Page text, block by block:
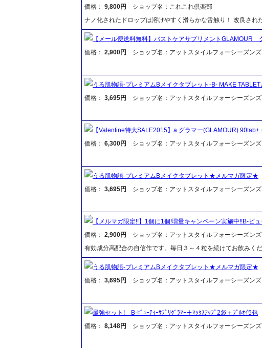
価格： 9,800円
ショップ名：これこれ倶楽部
ナノ化されたドロップは溶けやすく滑らかな舌触り！ 改良さ
【メール便送料無料】バストケアサプリメントGLAMOUR
価格： 2,900円 ショップ名：アットスタイルフォーシーズンズ
うる肌物語-プレミアムBメイクタブレット-B- MAKE
価格： 3,695円 ショップ名：アットスタイルフォーシーズンズ
【Valentine特大SALE2015】a グラマー(GLAMOUR)
価格： 6,300円 ショップ名：アットスタイルフォーシーズンズ
うる肌物語-プレミアムBメイクタブレット★メルマガ限定★
価格： 3,695円 ショップ名：アットスタイルフォーシーズンズ
【メルマガ限定!!】1個に1個!増量キャンペーン実施中!!B-
価格： 2,900円
ショップ名：アットスタイルフォーシーズンズ
有効成分高配合の自信作です。毎日３～４粒を続けてお飲みくだ
うる肌物語-プレミアムBメイクタブレット★メルマガ限定★
価格： 3,695円 ショップ名：アットスタイルフォーシーズンズ
最強セット! B-ﾋﾞｭｰﾃｨｰｻﾌﾟﾘｸﾞﾗﾏｰ＋ﾏｯｸｽｱｯﾌﾟ2袋＋ﾌﾟﾙｵｲ5包
価格： 8,148円 ショップ名：アットスタイルフォーシーズンズ